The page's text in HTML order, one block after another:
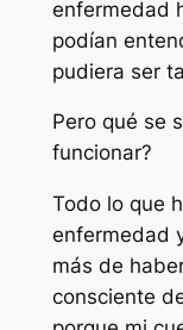
enfermedad
podían
pudiera ser
Pero qué se
funcionar?
Todo lo que
enfermedad
más de
consciente